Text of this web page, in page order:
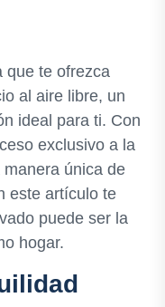
que te ofrezca
al aire libre, un
ideal para ti. Con
exclusivo a la
única de
este artículo te
puede ser la
hogar.